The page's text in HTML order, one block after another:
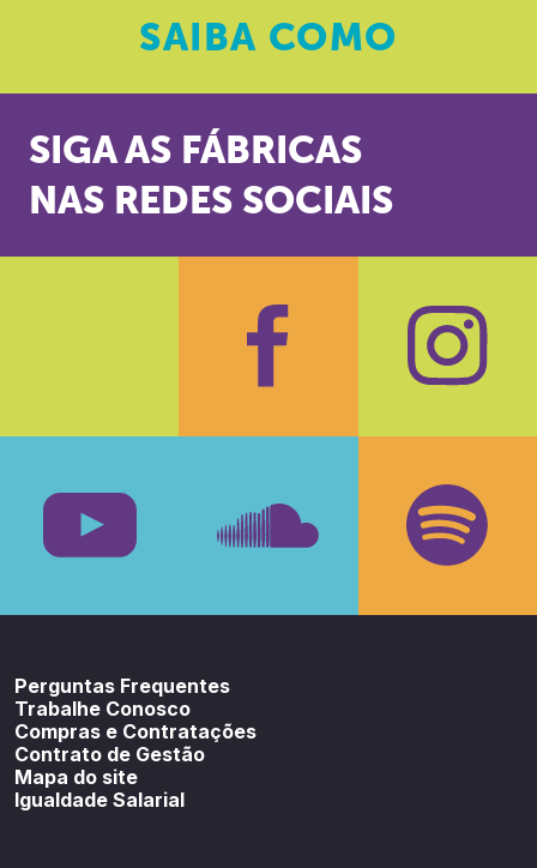
SAIBA COMO
SIGA AS FÁBRICAS
NAS REDES SOCIAIS
Facebook
Perguntas Frequentes
Trabalhe Conosco
Compras e Contratações
Contrato de Gestão
Mapa do site
Igualdade Salarial